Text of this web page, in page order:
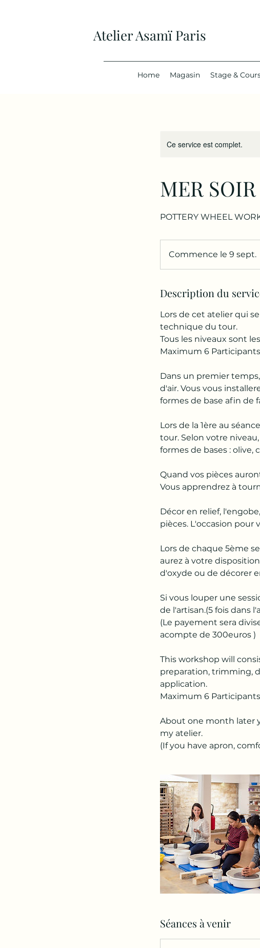
Atelier Asamï Paris
Home Magasin Stage &
Ce service est complet.
MER
POTTERY WHEEL
Commence le 9 sept.
e
l
9
s
t
.
Description du
Lors de cet atelier qui
technique du tour.
Tous les niveaux sont
Maximum 6 Participants
Dans un premier
d'air. Vous vous
formes de base afin de
Lors de la 1ère au
tour. Selon votre
formes de bases : olive,
Quand vos pièces
Vous apprendrez à
Décor en relief,
pièces. L'occasion pour
Lors de chaque 5ème
aurez à votre
d'oxyde ou de décorer
Si vous louper une
de l'artisan.(5 fois dans
(Le payement sera
acompte de 300euros )
This workshop will
preparation, trimming,
application.
Maximum 6 Participants
About one month later
my atelier.
(If you have apron,
Séances à venir